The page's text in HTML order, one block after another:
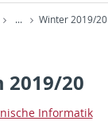
... Winter 2019/20
2019/20
In­for­matik